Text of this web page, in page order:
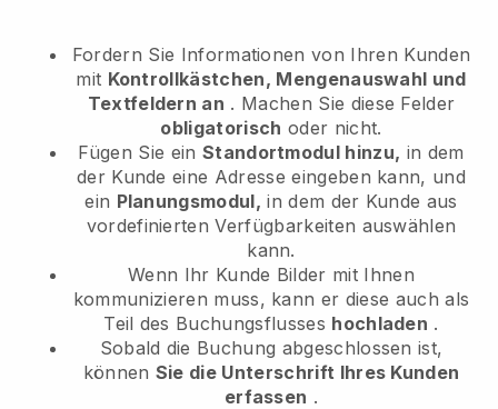
Fordern Sie Informationen von Ihren Kunden
mit Kontrollkästchen, Mengenauswahl und
Textfeldern an . Machen Sie diese Felder
obligatorisch oder nicht.
Fügen Sie ein Standortmodul hinzu, in dem
der Kunde eine Adresse eingeben kann, und
ein Planungsmodul, in dem der Kunde aus
vordefinierten Verfügbarkeiten auswählen
kann.
Wenn Ihr Kunde Bilder mit Ihnen
kommunizieren muss, kann er diese auch als
Teil des Buchungsflusses hochladen .
Sobald die Buchung abgeschlossen ist,
können Sie die Unterschrift Ihres Kunden
erfassen .